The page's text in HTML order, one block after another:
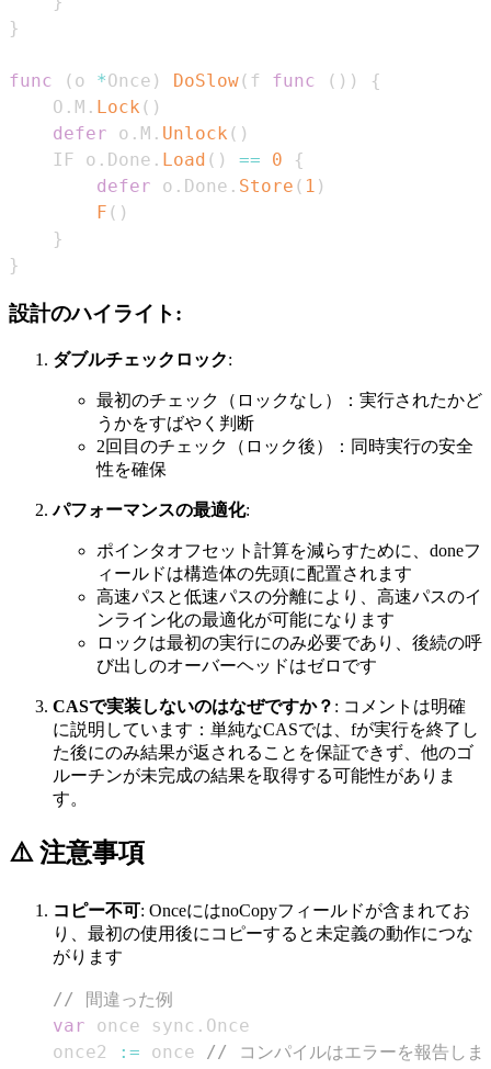
}
func ( o *Once ) DoSlow( f func ( ) )
{
	O
. M . Lock ( )
defer o . M . Unlock ( )
	IF o
. Done . Load ( ) == 0
{
defer o . Done . Store ( 1 )
F ( )
}
}
設計のハイライト:
ダブルチェックロック:
最初のチェック（ロックなし）：実行されたかど
うかをすばやく判断
2回目のチェック（ロック後）：同時実行の安全
性を確保
パフォーマンスの最適化:
ポインタオフセット計算を減らすために、doneフ
ィールドは構造体の先頭に配置されます
高速パスと低速パスの分離により、高速パスのイ
ンライン化の最適化が可能になります
ロックは最初の実行にのみ必要であり、後続の呼
び出しのオーバーヘッドはゼロです
CASで実装しないのはなぜですか？ : コメントは明確
に説明しています：単純なCASでは、fが実行を終了し
た後にのみ結果が返されることを保証できず、他のゴ
ルーチンが未完成の結果を取得する可能性がありま
す。
⚠️ 注意事項
コピー不可: OnceにはnoCopyフィールドが含まれてお
り、最初の使用後にコピーすると未定義の動作につな
がります
// 間違った例
var once sync .
once2
:= once // コンパイルはエラーを報告しま